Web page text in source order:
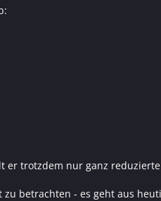
trotzdem nur ganz
betrachten - es geht aus